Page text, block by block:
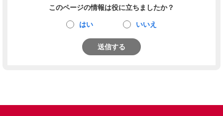
このページの情報は役に立ちましたか？
はい いいえ
送信する